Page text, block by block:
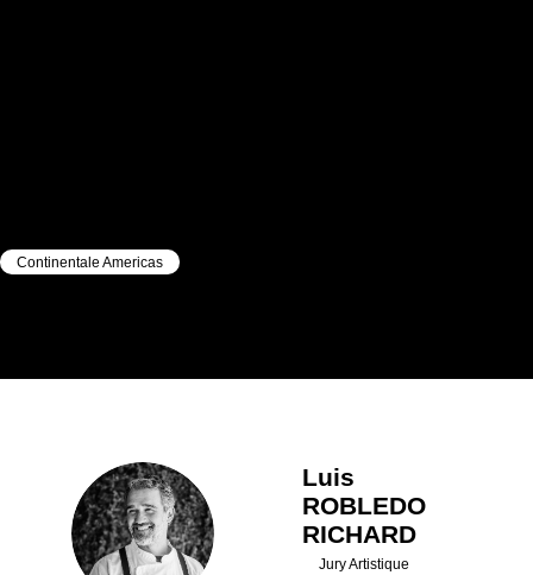
Continentale Americas
LRR
Luis
ROBLEDO
RICHARD
Jury Artistique